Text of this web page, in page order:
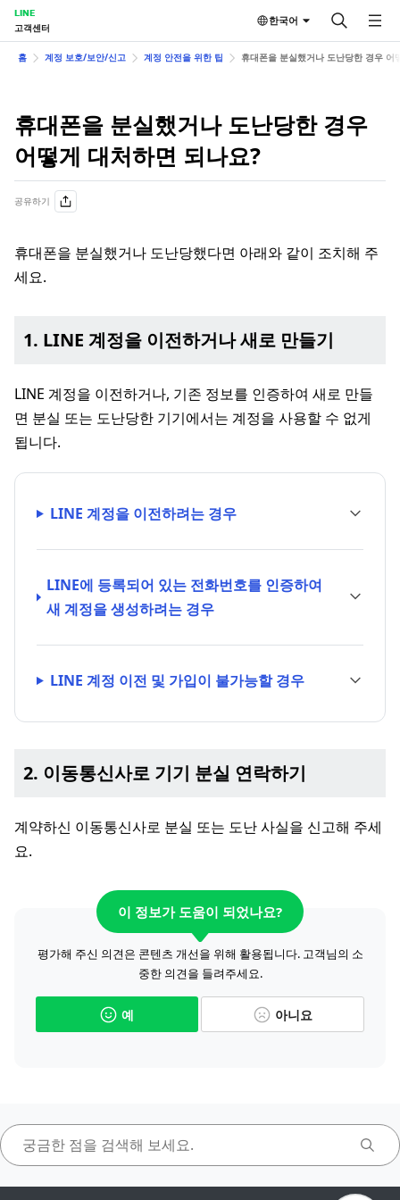
LINE
고객센터
한국어
홈 계정 보호/보안/신고 계정 안전을 위한 팁 휴대폰을 분실했거나 도난당한 경우 어
휴대폰을 분실했거나 도난당한 경우
어떻게 대처하면 되나요?
공유하기
휴대폰을 분실했거나 도난당했다면 아래와 같이 조치해 주
세요.
1. LINE 계정을 이전하거나 새로 만들기
LINE 계정을 이전하거나, 기존 정보를 인증하여 새로 만들
면 분실 또는 도난당한 기기에서는 계정을 사용할 수 없게
됩니다.
LINE 계정을 이전하려는 경우
LINE에 등록되어 있는 전화번호를 인증하여
새 계정을 생성하려는 경우
LINE 계정 이전 및 가입이 불가능할 경우
2. 이동통신사로 기기 분실 연락하기
계약하신 이동통신사로 분실 또는 도난 사실을 신고해 주세
요.
이 정보가 도움이 되었나요?
평가해 주신 의견은 콘텐츠 개선을 위해 활용됩니다. 고객님의 소
중한 의견을 들려주세요.
예 아니요